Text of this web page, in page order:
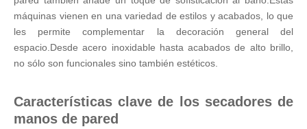
máquinas vienen en una variedad de estilos y acabados, lo que
les permite complementar la decoración general del
espacio.Desde acero inoxidable hasta acabados de alto brillo,
no sólo son funcionales sino también estéticos.
Características clave de los secadores de
manos de pared